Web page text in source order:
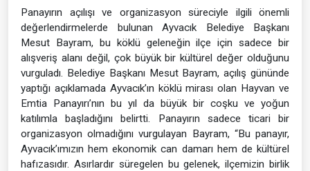
Panayırın açılışı ve organizasyon süreciyle ilgili önemli
değerlendirmelerde bulunan Ayvacık Belediye Başkanı
Mesut Bayram, bu köklü geleneğin ilçe için sadece bir
alışveriş alanı değil, çok büyük bir kültürel değer olduğunu
vurguladı. Belediye Başkanı Mesut Bayram, açılış gününde
yaptığı açıklamada Ayvacık’ın köklü mirası olan Hayvan ve
Emtia Panayırı’nın bu yıl da büyük bir coşku ve yoğun
katılımla başladığını belirtti. Panayırın sadece ticari bir
organizasyon olmadığını vurgulayan Bayram, “Bu panayır,
Ayvacık’ımızın hem ekonomik can damarı hem de kültürel
hafızasıdır. Asırlardır süregelen bu gelenek, ilçemizin birlik